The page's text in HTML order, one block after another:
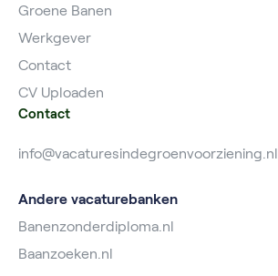
Groene Banen
Werkgever
Contact
CV Uploaden
Contact
info@vacaturesindegroenvoorziening.nl
Andere vacaturebanken
Banenzonderdiploma.nl
Baanzoeken.nl